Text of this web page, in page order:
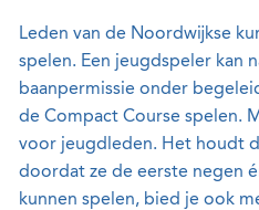
Leden van de Noordwijkse
spelen. Een jeugdspeler kan
baanpermissie onder
de Compact Course spelen.
voor jeugdleden. Het houdt
doordat ze de eerste negen
kunnen spelen, bied je ook